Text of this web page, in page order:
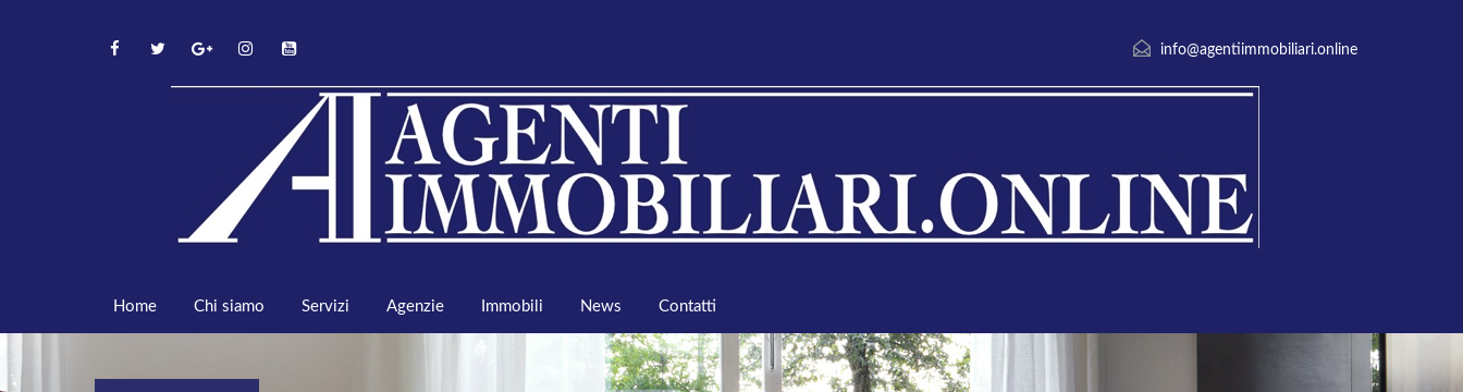
info@agentiimmobiliari.online
Home Chi siamo Servizi Agenzie Immobili News Contatti